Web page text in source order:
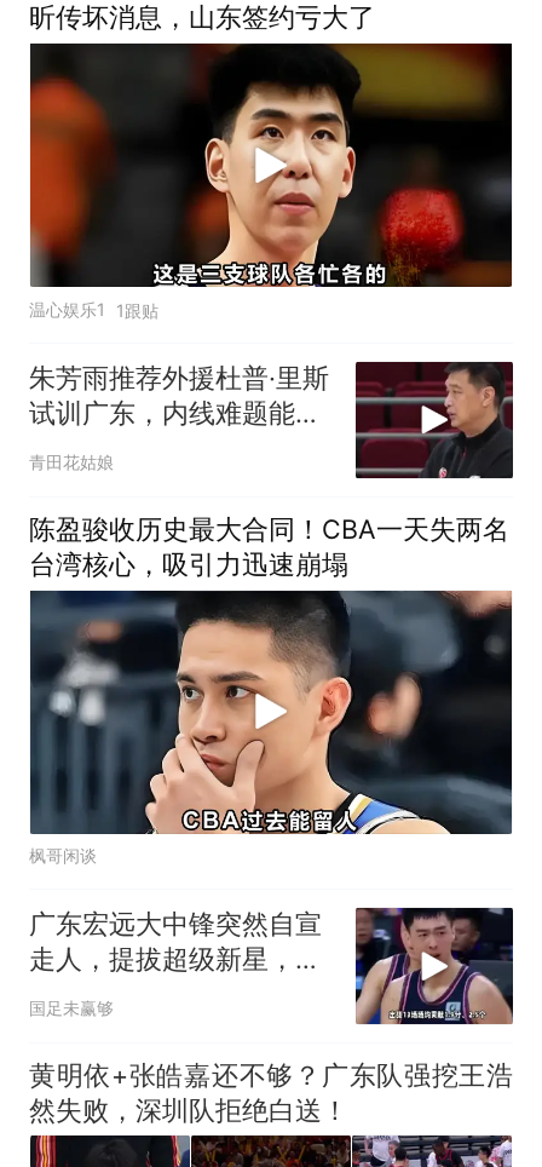
昕传坏消息，山东签约亏大了
温心娱乐1 1跟贴
朱芳雨推荐外援杜普·里斯
试训广东，内线难题能否
解决？
青田花姑娘
陈盈骏收历史最大合同！CBA一天失两名
台湾核心，吸引力迅速崩塌
枫哥闲谈
广东宏远大中锋突然自宣
走人，提拔超级新星，新
老板完成内线重建
国足未赢够
黄明依+张皓嘉还不够？广东队强挖王浩
然失败，深圳队拒绝白送！